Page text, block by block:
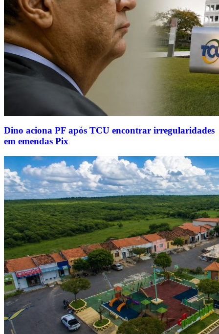
Dino aciona PF após TCU encontrar irregularidades
em emendas Pix